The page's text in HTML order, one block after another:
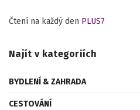
Čtení na každý den PLUS7
Najít v kategoriích
BYDLENÍ & ZAHRADA
CESTOVÁNÍ